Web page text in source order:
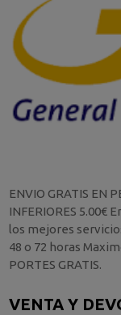
ENVIO GRATIS EN
INFERIORES 5.00€
los mejores
48 o 72 horas
PORTES GRATIS.
VENTA Y